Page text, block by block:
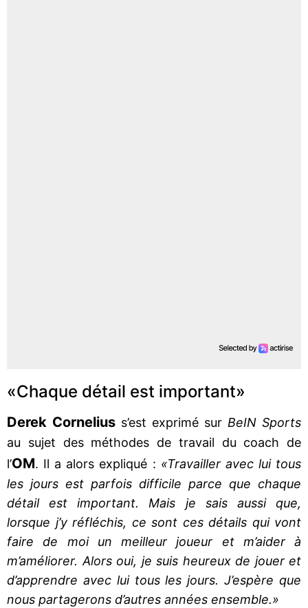
«Chaque détail est important»
Derek Cornelius s’est exprimé sur BeIN Sports
au sujet des méthodes de travail du coach de
l’OM. Il a alors expliqué : «Travailler avec lui tous
les jours est parfois difficile parce que chaque
détail est important. Mais je sais aussi que,
lorsque j’y réfléchis, ce sont ces détails qui vont
faire de moi un meilleur joueur et m’aider à
m’améliorer. Alors oui, je suis heureux de jouer et
d’apprendre avec lui tous les jours. J’espère que
nous partagerons d’autres années ensemble.»